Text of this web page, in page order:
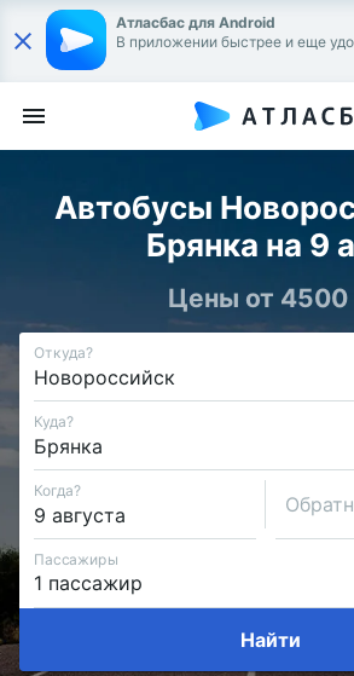
Атласбас для Android
В приложении быстрее и еще
Автобусы
Брянка на 9
Цены от 4500
Откуда?
Куда?
Когда?
Пассажиры
Найти